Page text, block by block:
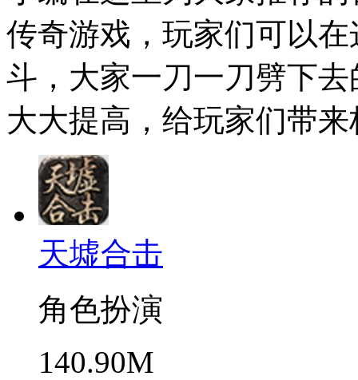
传奇游戏，玩家们可以
斗，大家一刀一刀劈下
大大提高，给玩家们带
天墟合击
角色扮演
140.90M